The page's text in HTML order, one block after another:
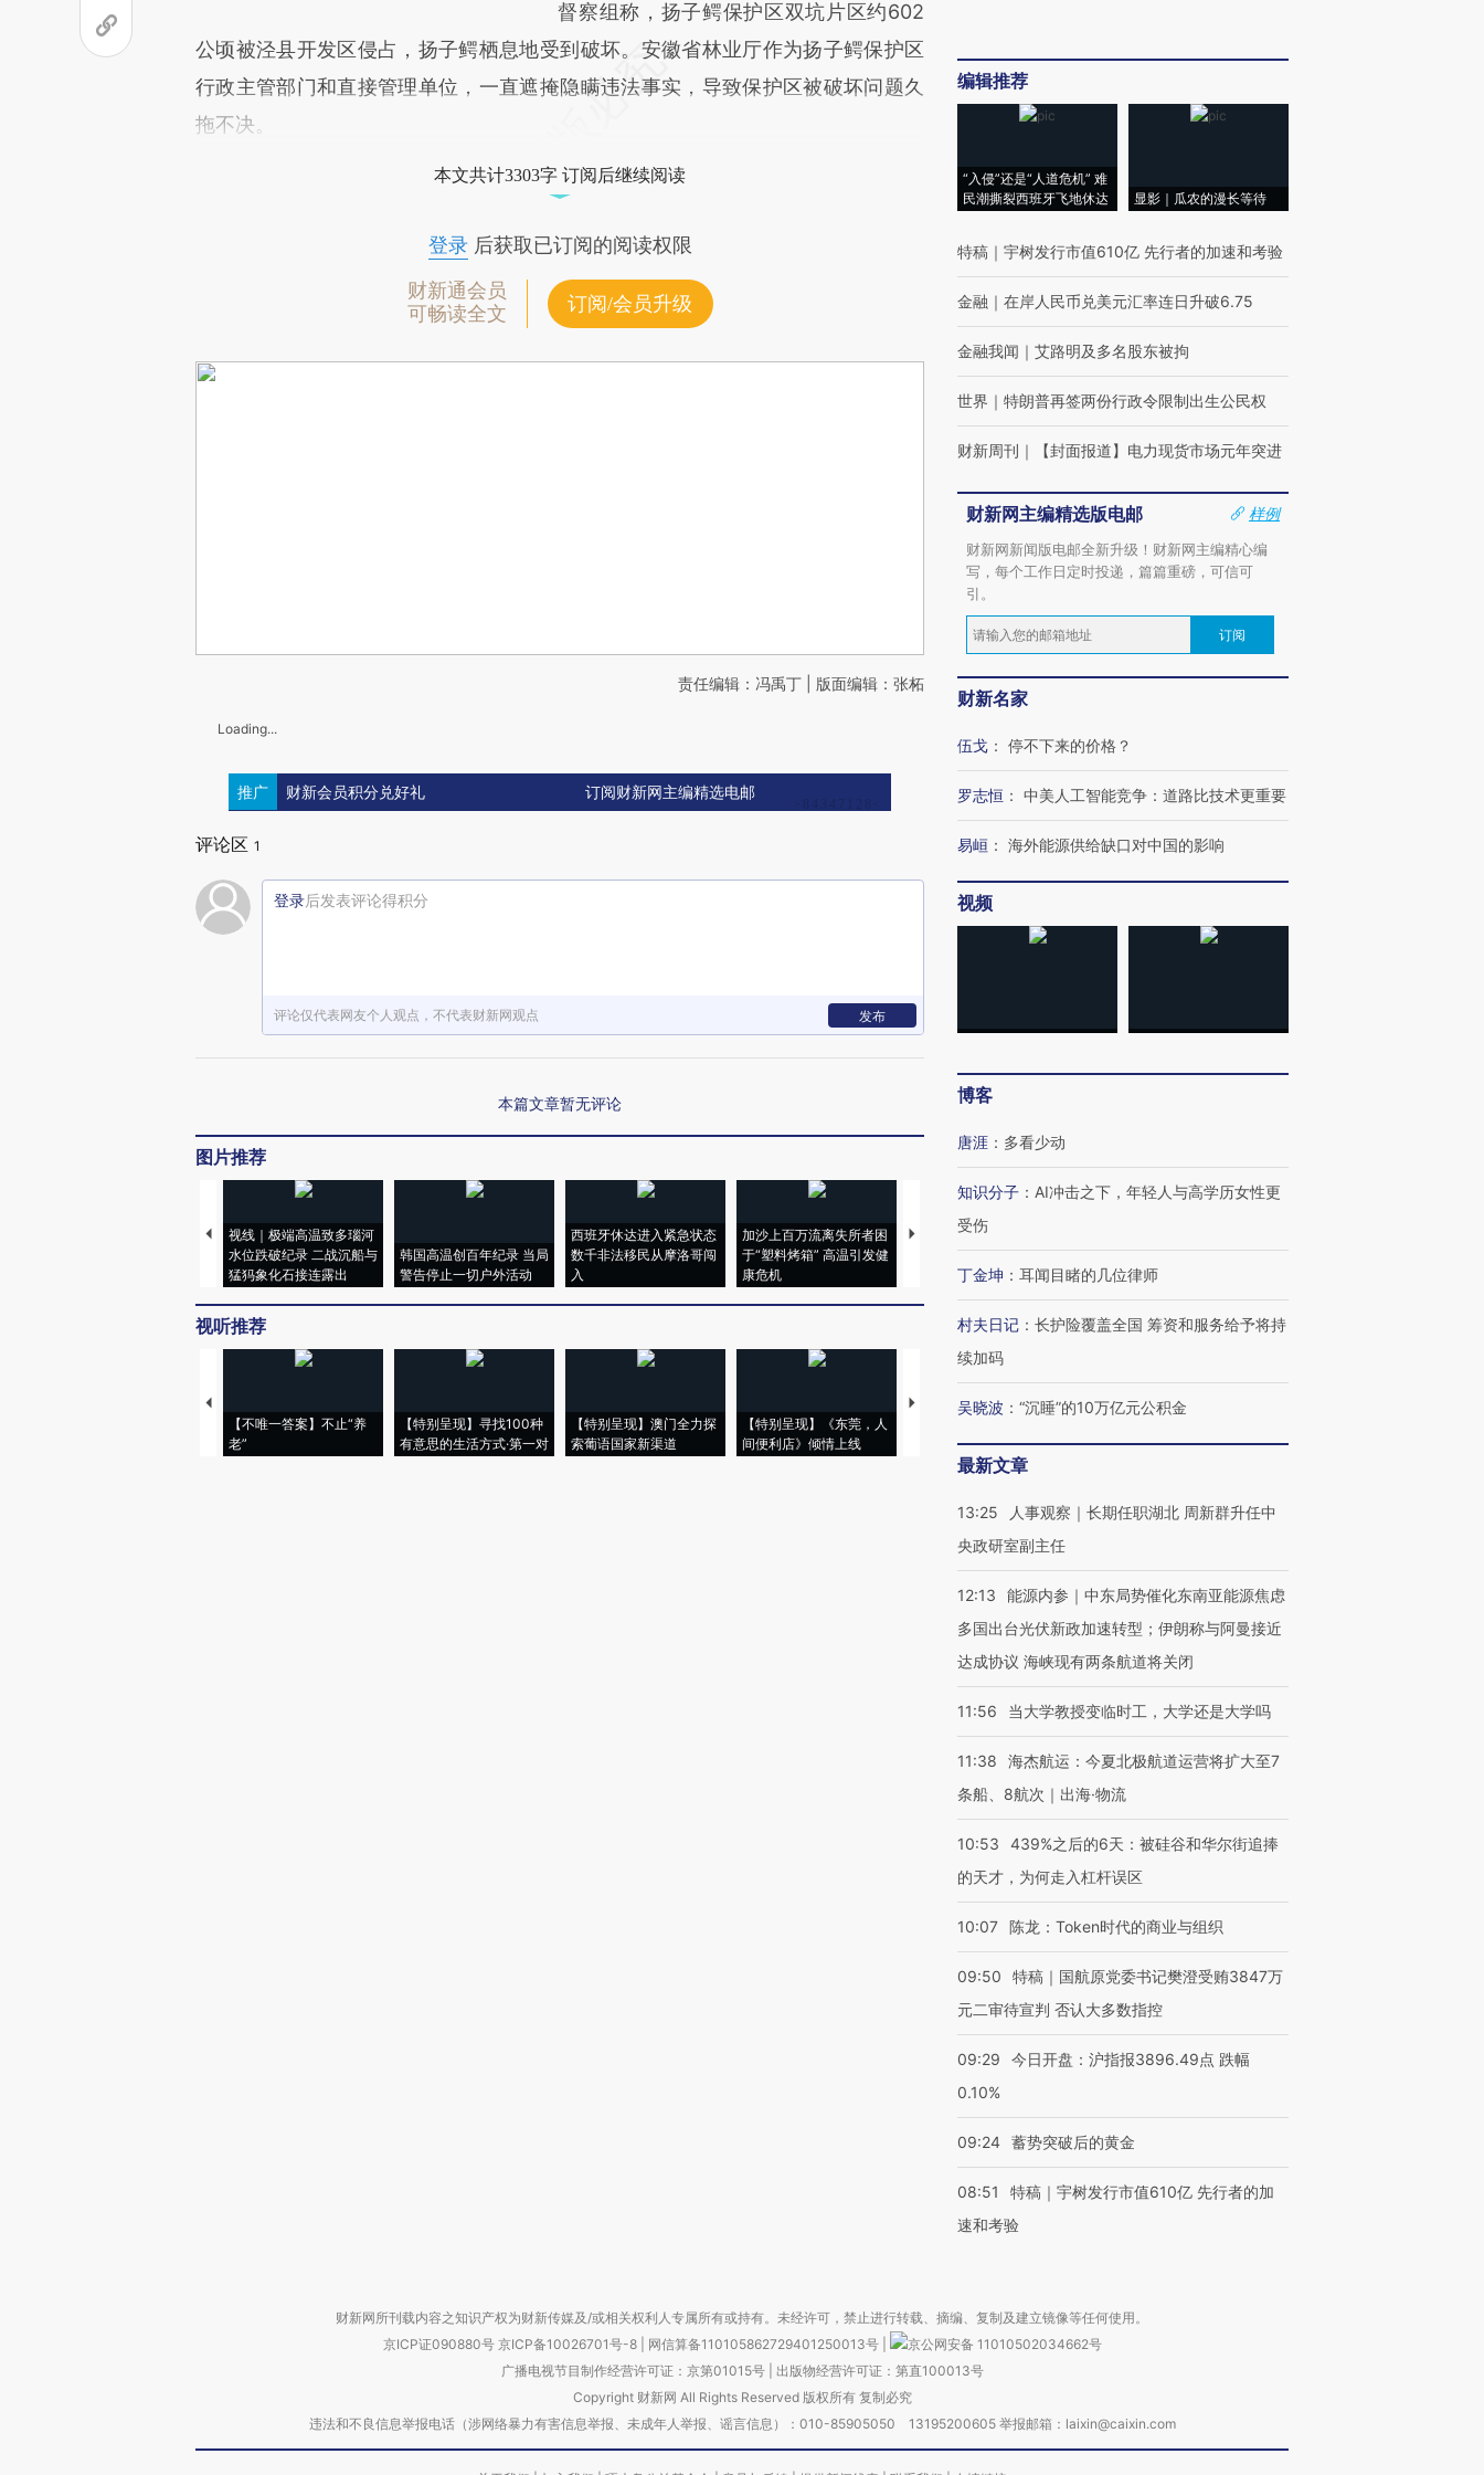
督察组称，扬子鳄保护区双坑片区约602
公顷被泾县开发区侵占，扬子鳄栖息地受到破坏。安徽省林业厅作为扬子鳄保护区
行政主管部门和直接管理单位，一直遮掩隐瞒违法事实，导致保护区被破坏问题久
拖不决。
本文共计3303字 订阅后继续阅读
登录后获取已订阅的阅读权限
财新通会员
可畅读全文
订阅/会员升级
责任编辑：冯禹丁 | 版面编辑：张柘
Loading...
推广 财新会员积分兑好礼 订阅财新网主编精选电邮
评论区 1
登录后发表评论得积分
评论仅代表网友个人观点，不代表财新网观点 发布
本篇文章暂无评论
图片推荐
视线｜极端高温致多瑙河
水位跌破纪录 二战沉船与
猛犸象化石接连露出
韩国高温创百年纪录 当局
警告停止一切户外活动
西班牙休达进入紧急状态
数千非法移民从摩洛哥闯
入
加沙上百万流离失所者困
于“塑料烤箱” 高温引发健
康危机
视线｜HYROX的吸金
术：是什么让中产们甘
心“花钱找虐”？
粒摇头丸 尿检体内含3种
毒品
度Z世代 用街头抗争将教
视听推荐
【不唯一答案】不止“养
老”
【特别呈现】寻找100种
有意思的生活方式·第一对
【特别呈现】澳门全力探
索葡语国家新渠道
【特别呈现】《东莞，人
间便利店》倾情上线
【推广】走进第四届链博
有意思的生活方式·第三对
住三大增长引擎是什么？
编辑推荐
“入侵”还是“人道危机” 难
民潮撕裂西班牙飞地休达
显影｜瓜农的漫长等待
特稿 ｜ 宇树发行市值610亿 先行者的加速和考验
金融 ｜ 在岸人民币兑美元汇率连日升破6.75
金融我闻 ｜ 艾路明及多名股东被拘
世界 ｜ 特朗普再签两份行政令限制出生公民权
财新周刊 ｜ 【封面报道】电力现货市场元年突进
财新网主编精选版电邮
样例
财新网新闻版电邮全新升级！财新网主编精心编
写，每个工作日定时投递，篇篇重磅，可信可
引。
订阅
财新名家
伍戈 ： 停不下来的价格？
罗志恒 ： 中美人工智能竞争：道路比技术更重要
易峘 ： 海外能源供给缺口对中国的影响
视频
博客
唐涯 ： 多看少动
知识分子 ： AI冲击之下，年轻人与高学历女性更
受伤
丁金坤 ： 耳闻目睹的几位律师
村夫日记 ： 长护险覆盖全国 筹资和服务给予将持
续加码
吴晓波 ： “沉睡”的10万亿元公积金
最新文章
13:25
人事观察｜长期任职湖北 周新群升任中
央政研室副主任
12:13
能源内参｜中东局势催化东南亚能源焦虑
多国出台光伏新政加速转型；伊朗称与阿曼接近
达成协议 海峡现有两条航道将关闭
11:56 当大学教授变临时工，大学还是大学吗
11:38
海杰航运：今夏北极航道运营将扩大至7
条船、8航次｜出海·物流
10:53
439%之后的6天：被硅谷和华尔街追捧
的天才，为何走入杠杆误区
10:07 陈龙：Token时代的商业与组织
09:50
特稿｜国航原党委书记樊澄受贿3847万
元二审待宣判 否认大多数指控
09:29
今日开盘：沪指报3896.49点 跌幅
0.10%
09:24 蓄势突破后的黄金
08:51
特稿｜宇树发行市值610亿 先行者的加
速和考验
财新网所刊载内容之知识产权为财新传媒及/或相关权利人专属所有或持有。未经许可，禁止进行转载、摘编、复制及建立镜像等任何使用。
京ICP证090880号 京ICP备10026701号-8 网信算备110105862729401250013号
京公网安备 11010502034662号
广播电视节目制作经营许可证：京第01015号| 出版物经营许可证：第直100013号
Copyright 财新网 All Rights Reserved 版权所有 复制必究
违法和不良信息举报电话（涉网络暴力有害信息举报、未成年人举报、谣言信息）：010-85905050 13195200605 举报邮箱：laixin@caixin.com